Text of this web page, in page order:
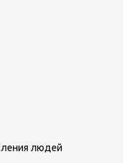
людей